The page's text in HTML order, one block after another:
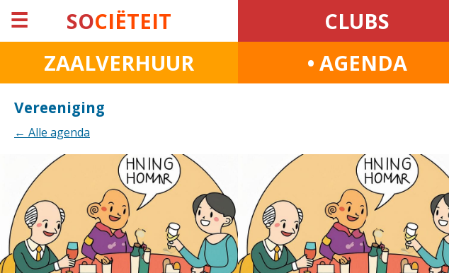
☰ SOCIËTEIT CLUBS
ZAALVERHUUR
• AGENDA
Vereeniging
← Alle agenda